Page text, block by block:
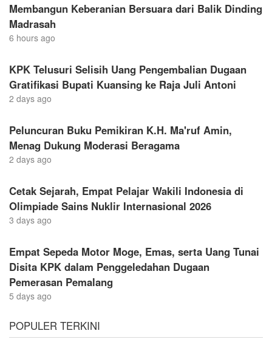
Membangun Keberanian Bersuara dari Balik Dinding
Madrasah
6 hours ago
KPK Telusuri Selisih Uang Pengembalian Dugaan
Gratifikasi Bupati Kuansing ke Raja Juli Antoni
2 days ago
Peluncuran Buku Pemikiran K.H. Ma'ruf Amin,
Menag Dukung Moderasi Beragama
2 days ago
Cetak Sejarah, Empat Pelajar Wakili Indonesia di
Olimpiade Sains Nuklir Internasional 2026
3 days ago
Empat Sepeda Motor Moge, Emas, serta Uang Tunai
Disita KPK dalam Penggeledahan Dugaan
Pemerasan Pemalang
5 days ago
POPULER TERKINI